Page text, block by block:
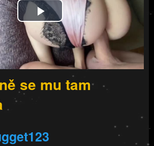
Play
Video
se mu tam